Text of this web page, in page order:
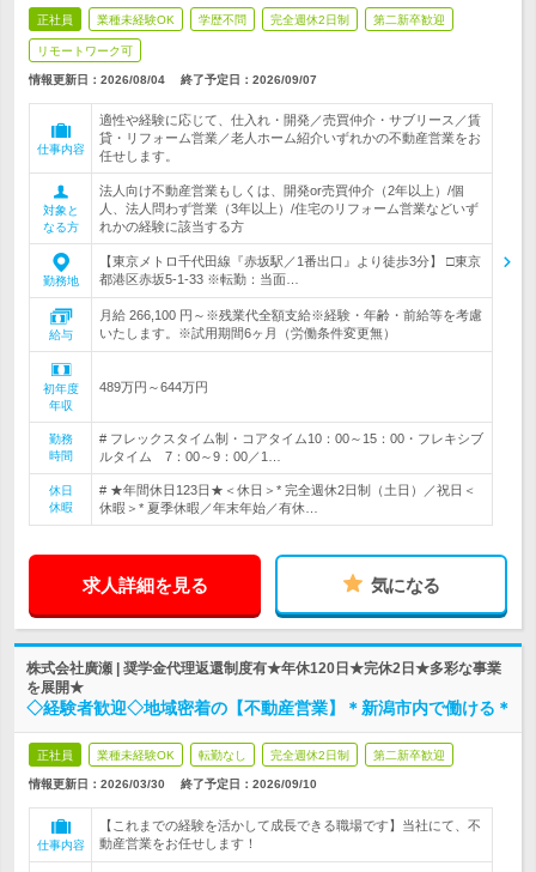
正社員 業種未経験OK 学歴不問 完全週休2日制 第二新卒歓迎
リモートワーク可
情報更新日：2026/08/04 終了予定日： 2026/09/07
仕事内容
適性や経験に応じて、仕入れ・開発／売買仲介・サブリース／賃
貸・リフォーム営業／老人ホーム紹介いずれかの不動産営業をお
任せします。
対象と
なる方
法人向け不動産営業もしくは、開発or売買仲介（2年以上）/個
人、法人問わず営業（3年以上）/住宅のリフォーム営業などいず
れかの経験に該当する方
勤務地
【東京メトロ千代田線『赤坂駅／1番出口』より徒歩3分】 □東京
都港区赤坂5-1-33 ※転勤：当面…
給与
月給 266,100 円～※残業代全額支給※経験・年齢・前給等を考慮
いたします。※試用期間6ヶ月（労働条件変更無）
初年度
年収
489万円～644万円
勤務
時間
# フレックスタイム制・コアタイム10：00～15：00・フレキシブ
ルタイム 7：00～9：00／1…
休日
休暇
# ★年間休日123日★＜休日＞* 完全週休2日制（土日）／祝日＜
休暇＞* 夏季休暇／年末年始／有休…
求人詳細を見る 気になる
株式会社廣瀬 | 奨学金代理返還制度有★年休120日★完休2日★多彩な事業
を展開★
◇経験者歓迎◇地域密着の【不動産営業】＊新潟市内で働ける＊
正社員 業種未経験OK 転勤なし 完全週休2日制 第二新卒歓迎
情報更新日：2026/03/30 終了予定日： 2026/09/10
仕事内容
【これまでの経験を活かして成長できる職場です】当社にて、不
動産営業をお任せします！